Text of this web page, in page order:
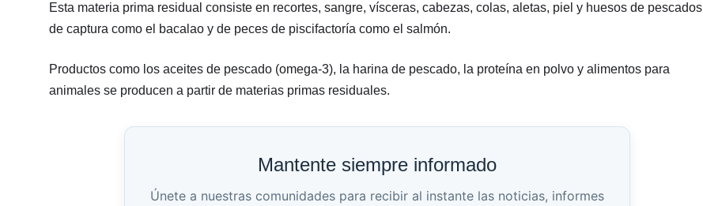
Esta materia prima residual consiste en recortes, sangre, vísceras, cabezas, colas, aletas, piel y huesos de pescados
de captura como el bacalao y de peces de piscifactoría como el salmón.
Productos como los aceites de pescado (omega-3), la harina de pescado, la proteína en polvo y alimentos para
animales se producen a partir de materias primas residuales.
Mantente siempre informado
Únete a nuestras comunidades para recibir al instante las noticias, informes